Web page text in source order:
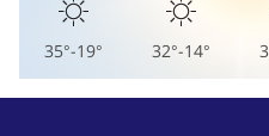
14°-32°
19°-35°